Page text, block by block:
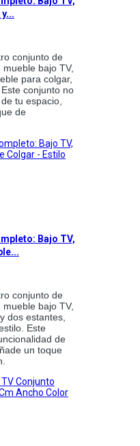
conjunto de
bajo TV,
para colgar,
conjunto no
tu espacio,
de
Bajo TV,
conjunto de
bajo TV,
dos estantes,
Este
de
un toque